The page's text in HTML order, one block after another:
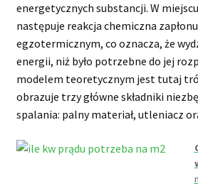
energetycznych substancji. W
następuje reakcja chemiczna
egzotermicznym, co oznacza, że
energii, niż było potrzebne do jej
modelem teoretycznym jest tutaj
obrazuje trzy główne składniki
spalania: palny materiał, utleniacz